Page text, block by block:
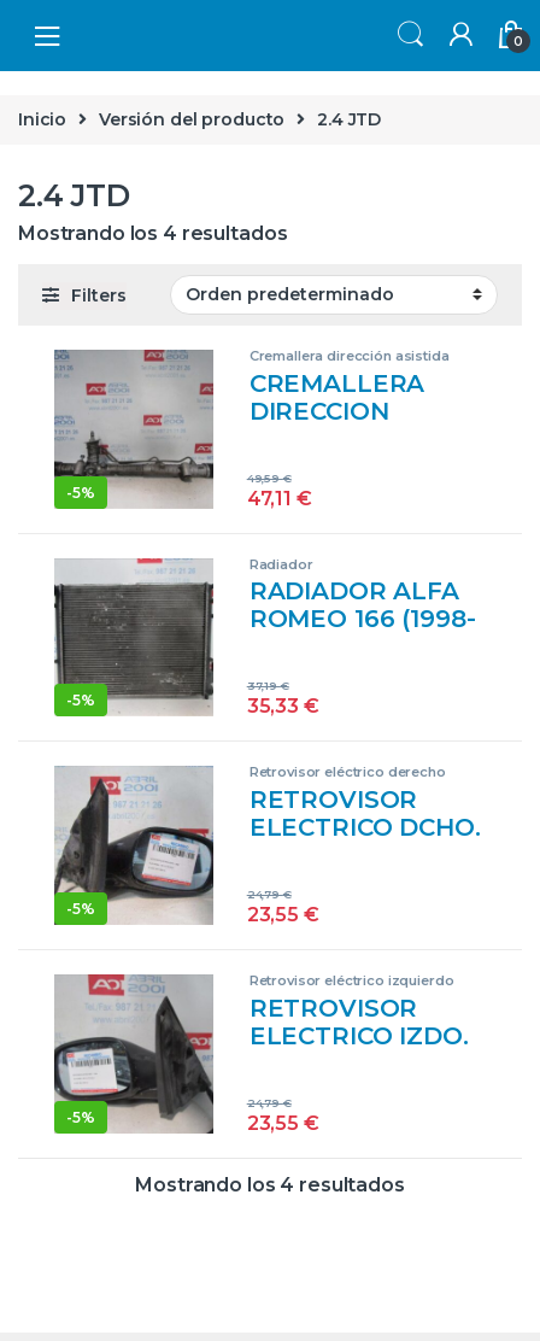
0
Inicio Versión del producto 2.4 JTD
2.4 JTD
Mostrando los 4 resultados
Filters
-5%
Cremallera dirección asistida
CREMALLERA
DIRECCION
>) 2.4 JTD 841
CREMALLERAS
STEERING GEAR
ASSY
47,11 €
49,59€
-5%
Radiador
RADIADOR ALFA
ROMEO 166 (1998-
NEGRO AGUA
AGUA
35,33 €
37,19€
-5%
Retrovisor eléctrico derecho
RETROVISOR
ELECTRICO DCHO.
841 H.000 841H000
23,55 €
24,79€
-5%
Retrovisor eléctrico izquierdo
RETROVISOR
ELECTRICO IZDO.
841 H.000 841H000
IZQUIERDO
23,55 €
24,79€
Mostrando los 4 resultados